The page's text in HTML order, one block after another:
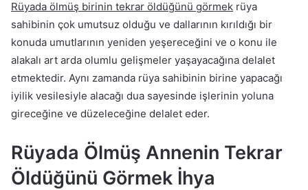
Rüyada ölmüş birinin tekrar öldüğünü görmek rüya
sahibinin çok umutsuz olduğu ve dallarının kırıldığı bir
konuda umutlarının yeniden yeşereceğini ve o konu ile
alakalı art arda olumlu gelişmeler yaşayacağına delalet
etmektedir. Aynı zamanda rüya sahibinin birine yapacağı
iyilik vesilesiyle alacağı dua sayesinde işlerinin yoluna
gireceğine ve düzeleceğine delalet eder.
Rüyada Ölmüş Annenin Tekrar
Öldüğünü Görmek İhya